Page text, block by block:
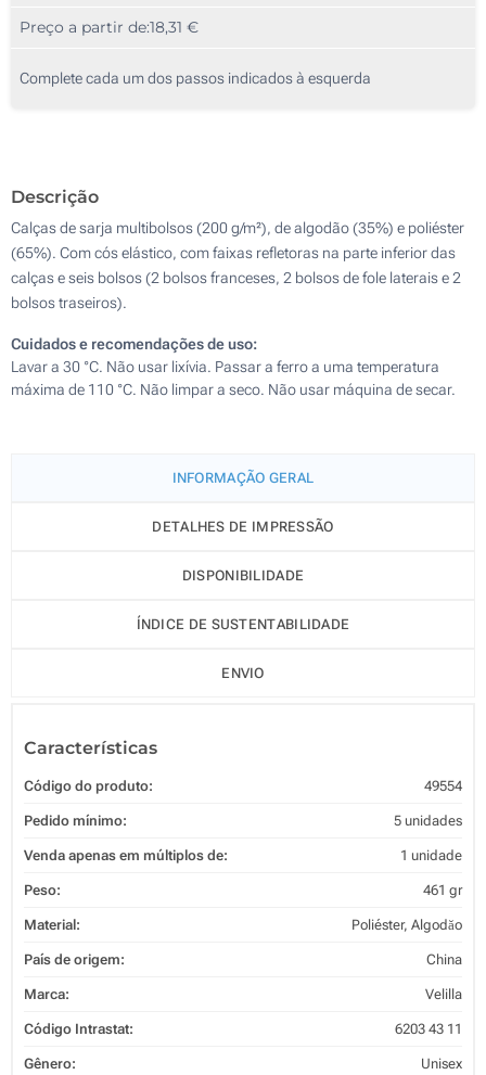
Sem impressão
Calcular preço
Preço a partir de:18,31 €
Complete cada um dos passos indicados à esquerda
Descrição
Calças de sarja multibolsos (200 g/m²), de algodão (35%) e poliéster
(65%). Com cós elástico, com faixas refletoras na parte inferior das
calças e seis bolsos (2 bolsos franceses, 2 bolsos de fole laterais e 2
bolsos traseiros).
Cuidados e recomendações de uso:
Lavar a 30 °C. Não usar lixívia. Passar a ferro a uma temperatura
máxima de 110 °C. Não limpar a seco. Não usar máquina de secar.
INFORMAÇÃO GERAL
DETALHES DE IMPRESSÃO
DISPONIBILIDADE
ÍNDICE DE SUSTENTABILIDADE
ENVIO
Características
Código do produto: 49554
Pedido mínimo: 5 unidades
Venda apenas em múltiplos de: 1 unidade
Peso: 461 gr
Material: Poliéster, Algodăo
País de origem: China
Marca: Velilla
Código Intrastat: 6203 43 11
Gênero: Unisex